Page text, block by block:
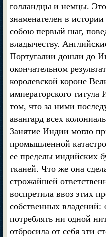
голландцы и немцы.
знаменателен в
собою первый шаг,
владычеству.
Португалии дошли до
окончательном
королевской короне
императорского
том, что за ними
авангард всех
Занятие Индии могло
промышленной
ее пределы индийских
тканей. Что же она
строжайшей
воспретила ввоз этих
собственных владений:
потреблять ни одной
отбросила от себя эти